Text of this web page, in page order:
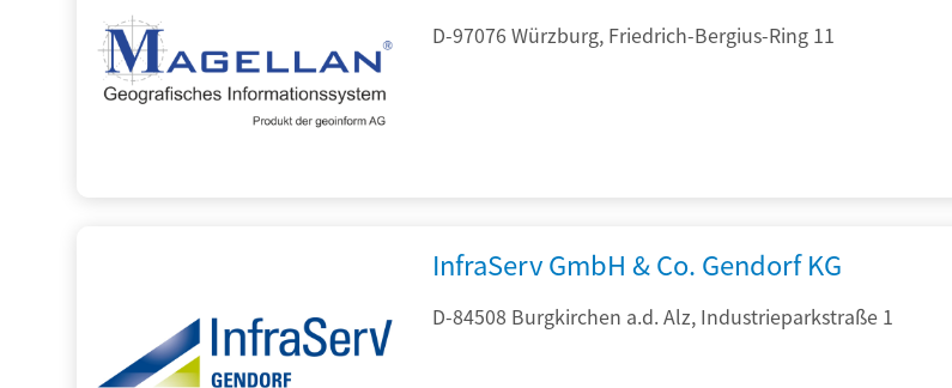
D-97076 Würzburg, Friedrich-Bergius-Ring 11
InfraServ GmbH & Co. Gendorf KG
D-84508 Burgkirchen a.d. Alz, Industrieparkstraße 1